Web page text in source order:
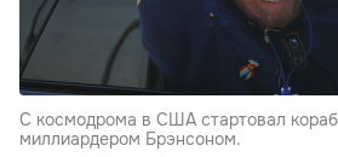
С космодрома в США стартовал
миллиардером Брэнсоном.